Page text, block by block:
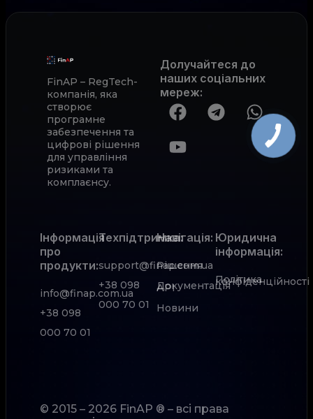
FinAP – RegTech-
компанія, яка
створює
програмне
забезпечення та
цифрові рішення
для управління
ризиками та
комплаєнсу.
Долучайтеся до
наших соціальних
мереж:
Інформація
про
продукти:
info@finap.com.ua
+38 098
000 70 01
Техпідтримка:
support@finap.com.ua
+38 098
000 70 01
Рішення
Документація
АРІ
Новини
Навігація: Юридична
інформація:
Політика
конфіденційності
© 2015 – 2026 FinAP ® – всі права